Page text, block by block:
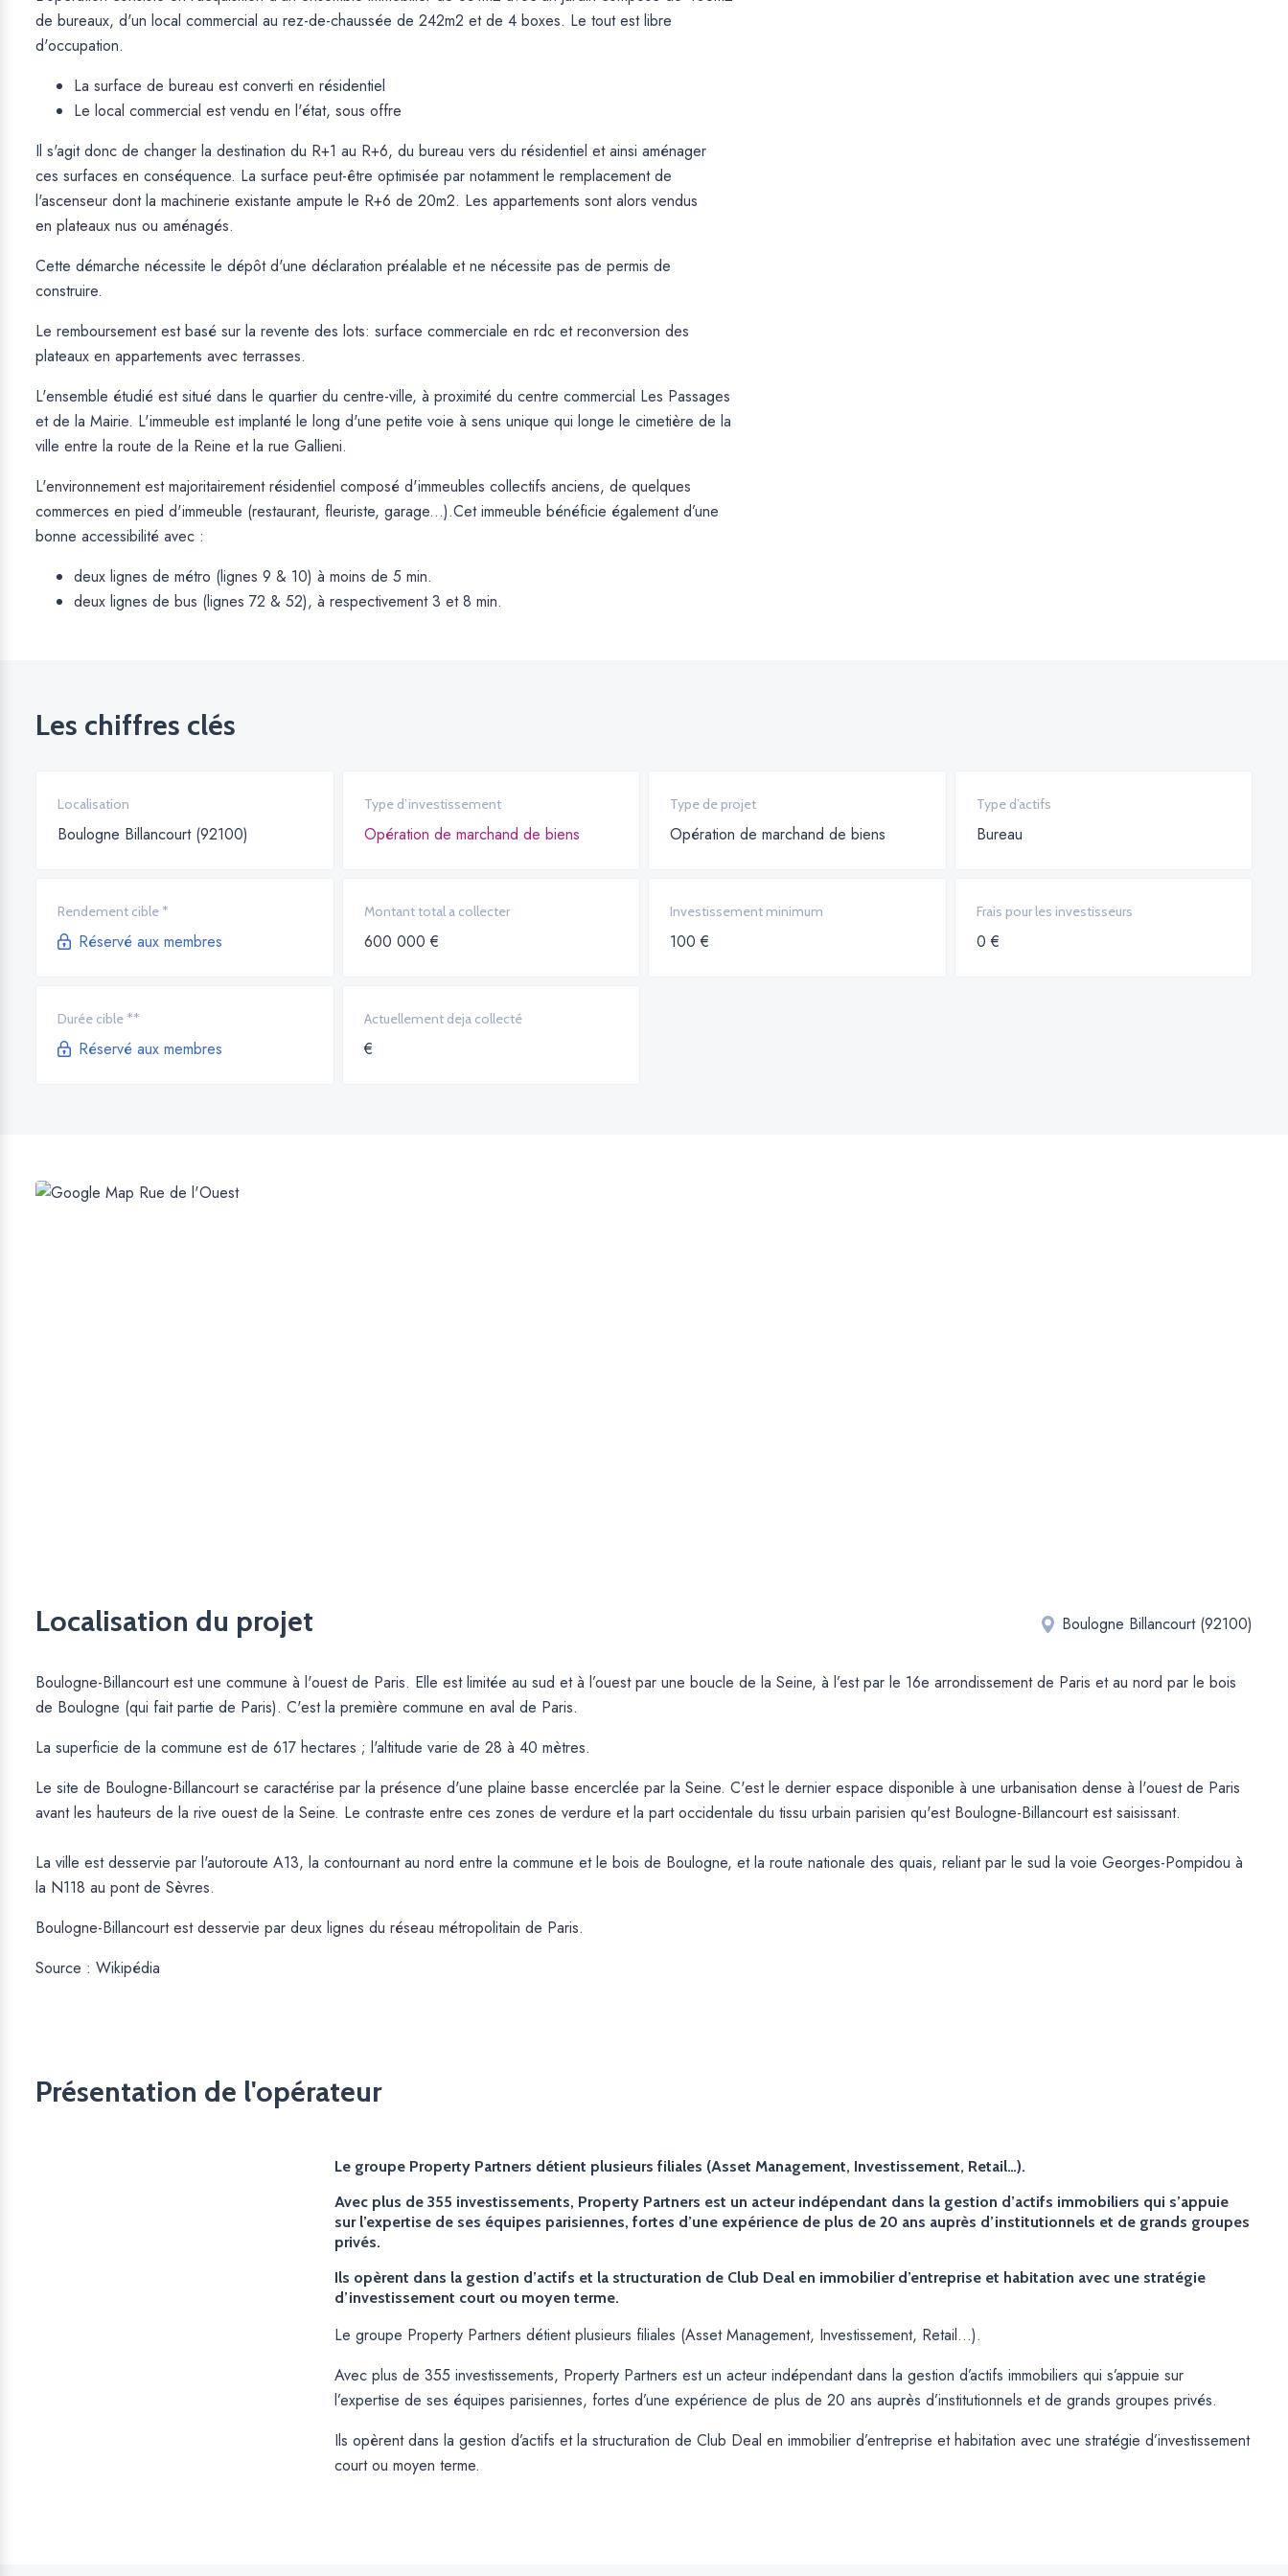
de bureaux, d'un local commercial au rez-de-chaussée de 242m2 et de 4 boxes. Le tout est libre
d'occupation.
La surface de bureau est converti en résidentiel
Le local commercial est vendu en l'état, sous offre
Il s'agit donc de changer la destination du R+1 au R+6, du bureau vers du résidentiel et ainsi aménager
ces surfaces en conséquence. La surface peut-être optimisée par notamment le remplacement de
l'ascenseur dont la machinerie existante ampute le R+6 de 20m2. Les appartements sont alors vendus
en plateaux nus ou aménagés.
Cette démarche nécessite le dépôt d'une déclaration préalable et ne nécessite pas de permis de
construire.
Le remboursement est basé sur la revente des lots: surface commerciale en rdc et reconversion des
plateaux en appartements avec terrasses.
L'ensemble étudié est situé dans le quartier du centre-ville, à proximité du centre commercial Les Passages
et de la Mairie. L'immeuble est implanté le long d'une petite voie à sens unique qui longe le cimetière de la
ville entre la route de la Reine et la rue Gallieni.
L'environnement est majoritairement résidentiel composé d'immeubles collectifs anciens, de quelques
commerces en pied d'immeuble (restaurant, fleuriste, garage...).Cet immeuble bénéficie également d’une
bonne accessibilité avec :
deux lignes de métro (lignes 9 & 10) à moins de 5 min.
deux lignes de bus (lignes 72 & 52), à respectivement 3 et 8 min.
Les chiffres clés
Localisation
Boulogne Billancourt (92100)
Type d’investissement
Opération de marchand de biens
Type de projet
Opération de marchand de biens
Type d’actifs
Bureau
Rendement cible *
Réservé aux membres
Montant total a collecter
600 000 €
Investissement minimum
100 €
Frais pour les investisseurs
0 €
Durée cible **
Réservé aux membres
Actuellement deja collecté
€
Localisation du projet Boulogne Billancourt (92100)
Boulogne-Billancourt est une commune à l'ouest de Paris. Elle est limitée au sud et à l’ouest par une boucle de la Seine, à l’est par le 16e arrondissement de Paris et au nord par le bois
de Boulogne (qui fait partie de Paris). C'est la première commune en aval de Paris.
La superficie de la commune est de 617 hectares ; l'altitude varie de 28 à 40 mètres.
Le site de Boulogne-Billancourt se caractérise par la présence d'une plaine basse encerclée par la Seine. C'est le dernier espace disponible à une urbanisation dense à l'ouest de Paris
avant les hauteurs de la rive ouest de la Seine. Le contraste entre ces zones de verdure et la part occidentale du tissu urbain parisien qu'est Boulogne-Billancourt est saisissant.
La ville est desservie par l'autoroute A13, la contournant au nord entre la commune et le bois de Boulogne, et la route nationale des quais, reliant par le sud la voie Georges-Pompidou à
la N118 au pont de Sèvres.
Boulogne-Billancourt est desservie par deux lignes du réseau métropolitain de Paris.
Source : Wikipédia
Présentation de l'opérateur
Le groupe Property Partners détient plusieurs filiales (Asset Management, Investissement, Retail…).
Avec plus de 355 investissements, Property Partners est un acteur indépendant dans la gestion d’actifs immobiliers qui s’appuie
sur l’expertise de ses équipes parisiennes, fortes d’une expérience de plus de 20 ans auprès d’institutionnels et de grands groupes
privés.
Ils opèrent dans la gestion d’actifs et la structuration de Club Deal en immobilier d’entreprise et habitation avec une stratégie
d’investissement court ou moyen terme.
Le groupe Property Partners détient plusieurs filiales (Asset Management, Investissement, Retail…).
Avec plus de 355 investissements, Property Partners est un acteur indépendant dans la gestion d’actifs immobiliers qui s’appuie sur
l’expertise de ses équipes parisiennes, fortes d’une expérience de plus de 20 ans auprès d’institutionnels et de grands groupes privés.
Ils opèrent dans la gestion d’actifs et la structuration de Club Deal en immobilier d’entreprise et habitation avec une stratégie d’investissement
court ou moyen terme.